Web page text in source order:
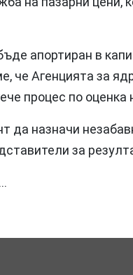
апортиран в
че Агенцията за
процес по оценка
назначи
за